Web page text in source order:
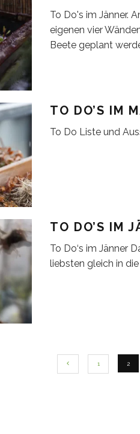
To Do's im Jänner.
eigenen vier
Beete geplant
TO DO’S IM
To Do Liste und
TO DO’S IM
To Do‘s im Jänner
liebsten gleich in
1 2